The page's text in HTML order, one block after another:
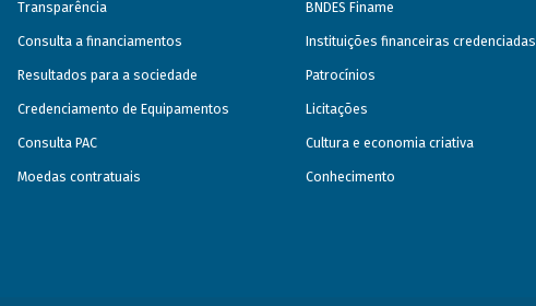
Transparência
Consulta a financiamentos
Resultados para a sociedade
Credenciamento de Equipamentos
Consulta PAC
Moedas contratuais
BNDES Finame
Instituições financeiras credenciadas
Patrocínios
Licitações
Cultura e economia criativa
Conhecimento